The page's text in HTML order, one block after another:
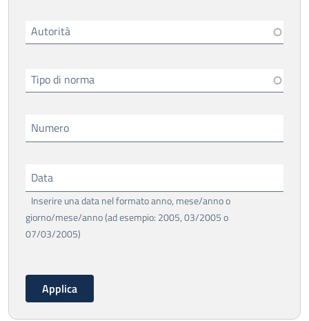
Autorità
Tipo di norma
Numero
Data
Inserire una data nel formato anno, mese/anno o
giorno/mese/anno (ad esempio: 2005, 03/2005 o
07/03/2005)